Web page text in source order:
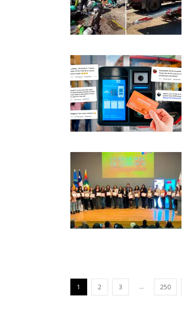
1 2 3 ... 250